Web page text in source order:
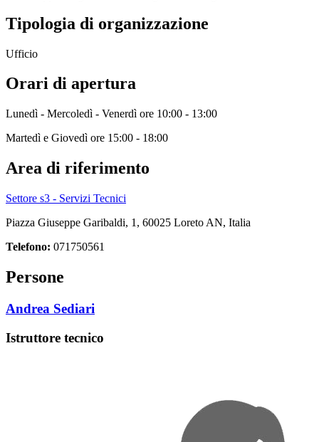
Tipologia di organizzazione
Ufficio
Orari di apertura
Lunedì - Mercoledì - Venerdì ore 10:00 - 13:00
Martedì e Giovedì ore 15:00 - 18:00
Area di riferimento
Settore s3 - Servizi Tecnici
Piazza Giuseppe Garibaldi, 1, 60025 Loreto AN, Italia
Telefono: 071750561
Persone
Andrea Sediari
Istruttore tecnico